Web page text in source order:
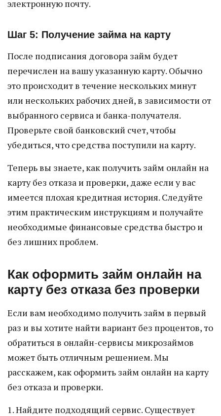
электронную почту.
Шаг 5: Получение займа на карту
После подписания договора займ будет
перечислен на вашу указанную карту. Обычно
это происходит в течение нескольких минут
или нескольких рабочих дней, в зависимости от
выбранного сервиса и банка-получателя.
Проверьте свой банковский счет, чтобы
убедиться, что средства поступили на карту.
Теперь вы знаете, как получить займ онлайн на
карту без отказа и проверки, даже если у вас
имеется плохая кредитная история. Следуйте
этим практическим инструкциям и получайте
необходимые финансовые средства быстро и
без лишних проблем.
Как оформить займ онлайн на
карту без отказа без проверки
Если вам необходимо получить займ в первый
раз и вы хотите найти вариант без процентов, то
обратиться в онлайн-сервисы микрозаймов
может быть отличным решением. Мы
расскажем, как оформить займ онлайн на карту
без отказа и проверки.
1. Найдите подходящий сервис. Существует